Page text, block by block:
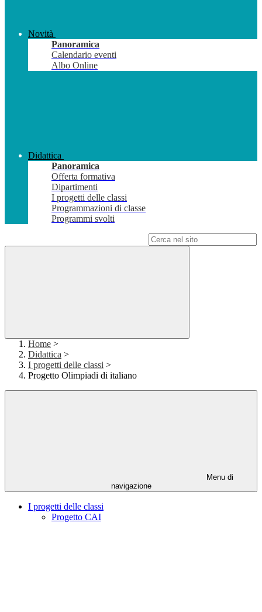
Novità
Panoramica
Calendario eventi
Albo Online
Didattica
Panoramica
Offerta formativa
Dipartimenti
I progetti delle classi
Programmazioni di classe
Programmi svolti
Home >
Didattica >
I progetti delle classi >
Progetto Olimpiadi di italiano
Menu di
navigazione
I progetti delle classi
Progetto CAI